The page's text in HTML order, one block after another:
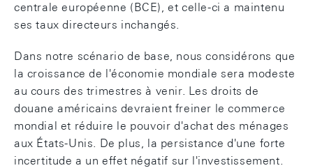
centrale européenne (BCE), et celle-ci a maintenu
ses taux directeurs inchangés.
Dans notre scénario de base, nous considérons que
la croissance de l'économie mondiale sera modeste
au cours des trimestres à venir. Les droits de
douane américains devraient freiner le commerce
mondial et réduire le pouvoir d'achat des ménages
aux États-Unis. De plus, la persistance d'une forte
incertitude a un effet négatif sur l'investissement.